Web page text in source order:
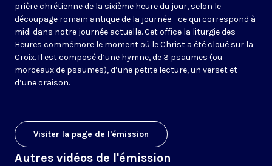
prière chrétienne de la sixième heure du jour, selon le
découpage romain antique de la journée - ce qui correspond à
midi dans notre journée actuelle. Cet office la liturgie des
Heures commémore le moment où le Christ a été cloué sur la
Croix. Il est composé d’une hymne, de 3 psaumes (ou
morceaux de psaumes), d’une petite lecture, un verset et
d’une oraison.
Visiter la page de l'émission
Autres vidéos de l'émission